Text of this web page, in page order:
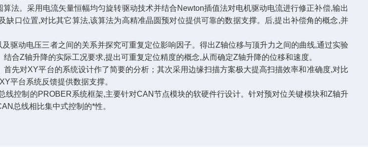
法。采用电流矢量恒幅均匀旋转驱动技术并结合Newton插值法对电机驱动电流进行修正补偿,输出
口位置,对比其它算法,该算法为高精准晶圆预对位提供可靠的数据支撑。后,提出补偿角的概念,并
驱动电压三者之间的关系并探究可重复定位影响因子。得出Z轴位移与顶升力之间的曲线,通过实验
合Z轴升降的实际工况要求,提出可重复定位精度的概念,从而确定Z轴升降的位移和速度。
先对XY平台的系统设计作了简要的分析；其次采用边缘扫描方案极大提高扫描效率和准确度,对比
平台系统反馈提供数据支撑。
控制的PROBER系统框架,主要针对CAN节点模块的软硬件行设计。针对预对位关键模块和Z轴升
总线相比集中式控制的*性。